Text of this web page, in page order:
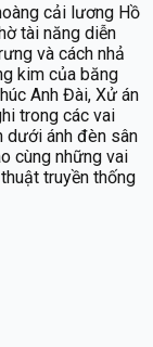
cải lương Hồ
tài năng diễn
và cách nhả
kim của băng
Anh Đài, Xử án
trong các vai
dưới ánh đèn sân
cùng những vai
truyền thống